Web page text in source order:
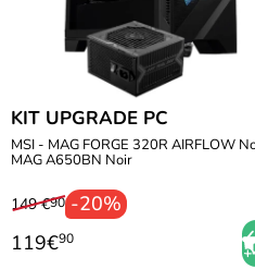
KIT UPGRADE PC
MSI - MAG FORGE 320R AIRFLOW
MAG A650BN Noir
-20%
149 €90
119€90